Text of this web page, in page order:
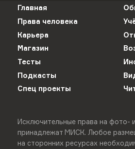
Главная
Права человека
Карьера
Магазин
Тесты
Подкасты
Спец проекты
Исключительные права на фото-
принадлежат МИСК. Любое
на сторонних ресурсах